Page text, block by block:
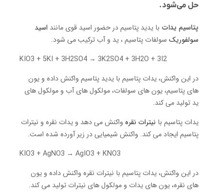
حل می‌شود.
پتاسیم یدات با یدید پتاسیم در حضور اسید قوی مانند اسید
سولفوریک سولفات پتاسیم ، ید و آب ترکیب می شود.
KIO3 + 5KI + 3H2SO4 → 3K2SO4 + 3H2O + 3I2
در این واکنش، یدات پتاسیم با یدید پتاسیم واکنش داده و یون
های پتاسیم، یون های سولفات، مولکول های آب و مولکول های
ید تولید می کند.
یدات پتاسیم با نیترات نقره واکنش می دهد و یدات نقره و نیترات
پتاسیم ایجاد می کند. واکنش شیمیایی در زیر آورده شده است.
KIO3 + AgNO3 → AgIO3 + KNO3
در این واکنش، یدات پتاسیم با نیترات نقره واکنش داده و یون
های نقره، یون های یدات و مولکول های نیترات تولید می کند.